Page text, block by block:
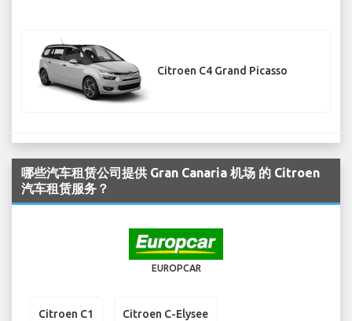
Citroen C4 Grand Picasso
哪些汽车租赁公司提供 Gran Canaria 机场 的 Citroen
汽车租赁服务？
EUROPCAR
Citroen C1 Citroen C-Elysee